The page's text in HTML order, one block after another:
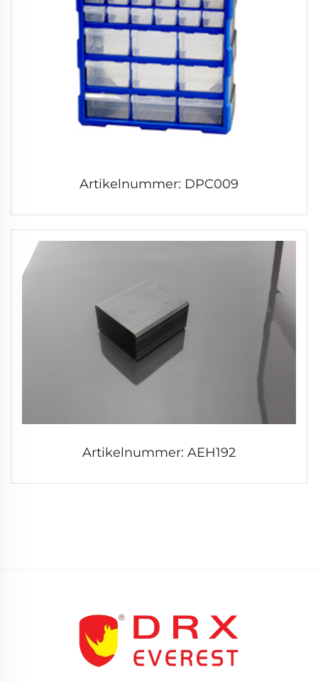
Artikelnummer: DPC009
Artikelnummer: AEH192